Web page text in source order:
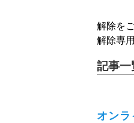
解除を
解除専
記事一
オンラ